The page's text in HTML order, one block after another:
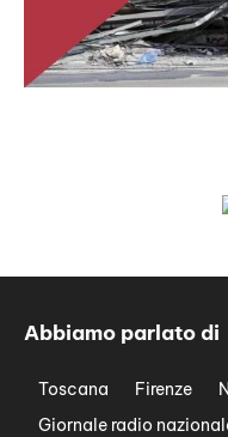
Abbiamo parlato di
Toscana Firenze
Giornale radio